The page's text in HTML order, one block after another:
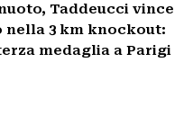
Taddeucci vince
nella 3 km knockout:
medaglia a Parigi